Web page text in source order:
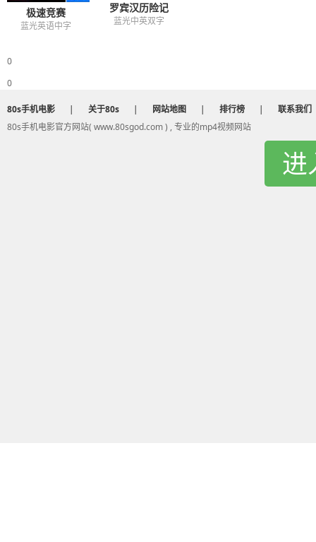
极速竞赛
蓝光英语中字
罗宾汉历险记
蓝光中英双字
0
0
80s手机电影 | 关于80s | 网站地图 | 排行榜 |
联系我们
80s手机电影官方网站( www.80sgod.com ) , 专业的mp4视频网站
进